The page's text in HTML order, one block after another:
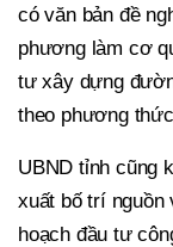
có văn bản đề
phương làm cơ
tư xây dựng
theo phương
UBND tỉnh cũng
xuất bố trí nguồn
hoạch đầu tư